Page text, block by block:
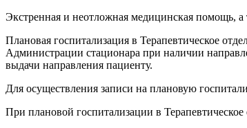
Экстренная и неотложная медицинская помощь,
Плановая госпитализация в Терапевтическое
Администрации стационара при наличии
выдачи направления пациенту.
Для осуществления записи на плановую
При плановой госпитализации в